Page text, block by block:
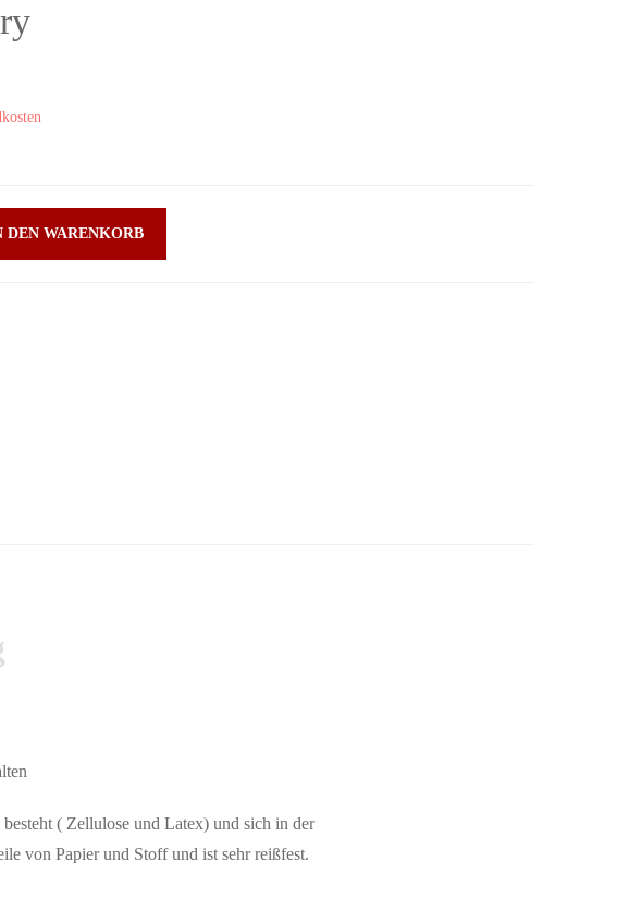
DEN WARENKORB
( Zellulose und Latex) und sich in der
von Papier und Stoff und ist sehr reißfest.